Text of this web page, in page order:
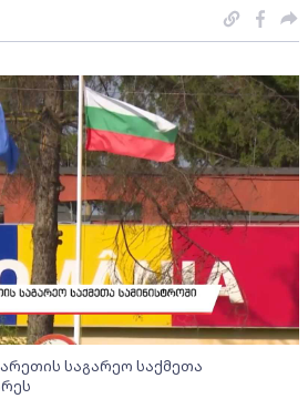
საგარეო საქმეთა